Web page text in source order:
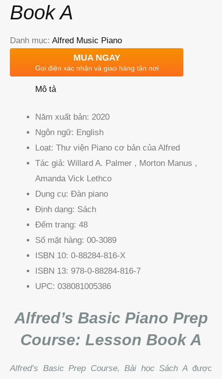
Book A
Danh mục: Alfred Music Piano
MUA NGAY
Gọi điện xác nhận và giao hàng tận nơi
Mô tả
Năm xuất bản: 2020
Ngôn ngữ: English
Loạt: Thư viện Piano cơ bản của Alfred
Tác giả: Willard A. Palmer , Morton Manus ,
Amanda Vick Lethco
Dụng cụ: Đàn piano
Định dạng: Sách
Đếm trang: 48
Số mặt hàng: 00-3089
ISBN 10: 0-88284-816-X
ISBN 13: 978-0-88284-816-7
UPC: 038081005386
Alfred’s Basic Piano Prep
Course: Lesson Book A
Alfred’s Basic Prep Course, Bài học Sách A được